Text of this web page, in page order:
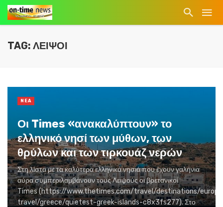
TAG: ΛΕΙΨΟΙ
Οι Times «ανακαλύπτουν» το
ελληνικό νησί των μύθων, των
θρύλων και των τιρκουάζ νερών
Στη λίστα με τα καλύτερα ελληνικά νησιά που έχουν γαλήνια
αύρα συμπεριλαμβάνουν τους Λειψούς οι βρετανικοί
Times (https://www.thetimes.com/travel/destinations/
travel/greece/quietest-greek-islands-c8x3fs277). Στο
NEA